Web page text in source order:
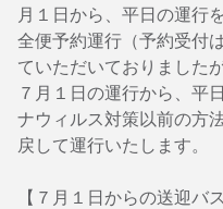
月１日から、平日の運行を
全便予約運行（予約受付
ていただいておりました
７月１日の運行から、平
ナウィルス対策以前の方
戻して運行いたします。
【７月１日からの送迎バ